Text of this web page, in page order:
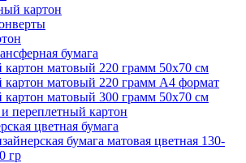
картон
бумага
картон матовый 220 грамм 50х70 см
картон матовый 220 грамм A4 формат
картон матовый 300 грамм 50х70 см
переплетный картон
цветная бумага
бумага матовая цветная 130-
гр